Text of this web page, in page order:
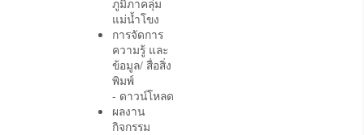
แม่น้ำโขง
การจัดการ
ความรู้ และ
ข้อมูล/ สื่อสิ่ง
พิมพ์
- ดาวน์โหลด
ผลงาน
กิจกรรม